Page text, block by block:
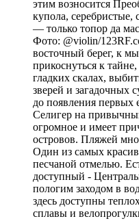
этим возносится
купола, серебристые,
— только топор да
Фото: @violin/
восточный берег, к
прикоснуться к
гладких скалах,
зверей и загадочных
до появления первых
Селигер на
огромное и имеет
островов. Пляжей
Один из самых
песчаной отмелью.
доступный -
пологим заходом в
здесь доступны
сплавы и